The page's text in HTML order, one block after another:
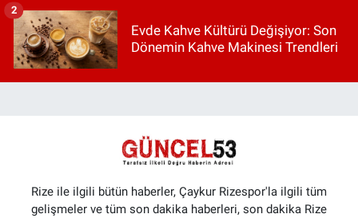
Evde Kahve Kültürü Değişiyor: Son
Dönemin Kahve Makinesi Trendleri
2
Rize ile ilgili bütün haberler, Çaykur Rizespor'la ilgili tüm
gelişmeler ve tüm son dakika haberleri, son dakika Rize